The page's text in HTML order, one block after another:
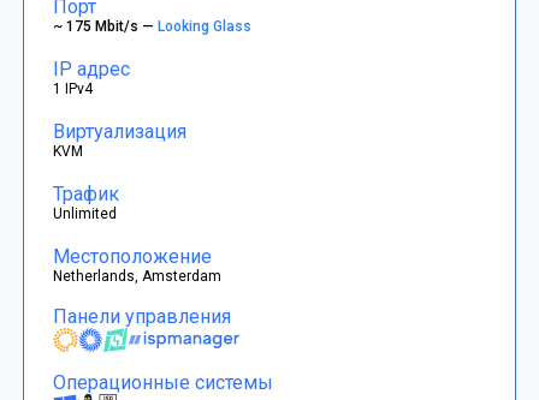
Порт
~ 175 Mbit/s —Looking Glass
IP адрес
1 IPv4
Виртуализация
KVM
Трафик
Unlimited
Местоположение
Netherlands, Amsterdam
Панели управления
Операционные системы